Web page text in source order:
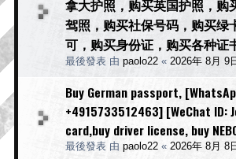
拿大护照，购买英国护照，购
驾照，购买社保号码，购买绿
可，购买身份证，购买各种证
最後發表 由 paolo22 « 2026年 8月 9
Buy German passport,
+4915733512463] [WeChat ID:
card,buy driver license, buy
最後發表 由 paolo22 « 2026年 8月 8